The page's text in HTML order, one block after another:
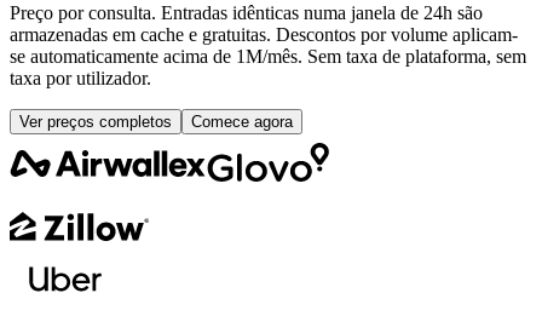
Preço por consulta. Entradas idênticas numa janela de 24h são
armazenadas em cache e gratuitas. Descontos por volume aplicam-
se automaticamente acima de 1M/mês. Sem taxa de plataforma, sem
taxa por utilizador.
Ver preços completos Comece agora